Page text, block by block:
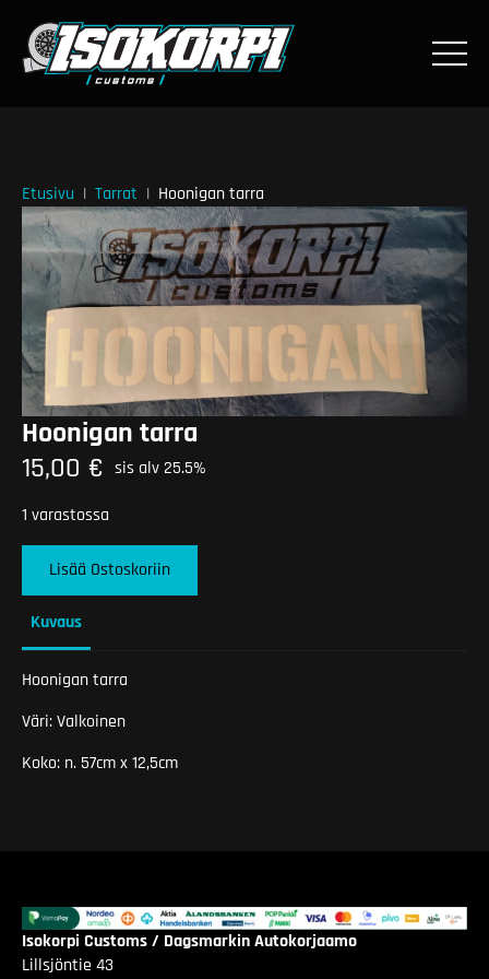
Etusivu Tarrat Hoonigan tarra
Hoonigan tarra
15,00 € sis alv 25.5%
1 varastossa
Lisää Ostoskoriin
Kuvaus
Hoonigan tarra
Väri: Valkoinen
Koko: n. 57cm x 12,5cm
Isokorpi Customs / Dagsmarkin Autokorjaamo
Lillsjöntie 43